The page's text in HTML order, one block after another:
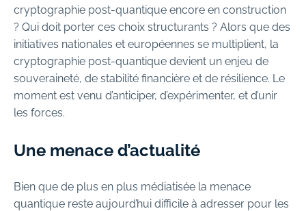
cryptographie post-quantique encore en construction
? Qui doit porter ces choix structurants ? Alors que des
initiatives nationales et européennes se multiplient, la
cryptographie post-quantique devient un enjeu de
souveraineté, de stabilité financière et de résilience. Le
moment est venu d’anticiper, d’expérimenter, et d’unir
les forces.
Une menace d’actualité
Bien que de plus en plus médiatisée la menace
quantique reste aujourd’hui difficile à adresser pour les